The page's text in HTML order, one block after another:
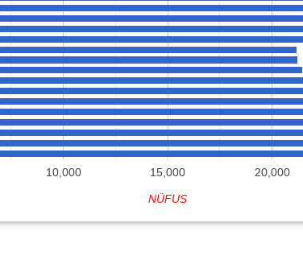
10,000 15,000 20,000
NÜFUS